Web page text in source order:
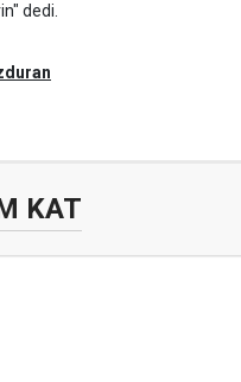
dedi.
KAT